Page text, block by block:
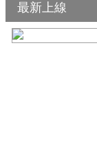
最新上線